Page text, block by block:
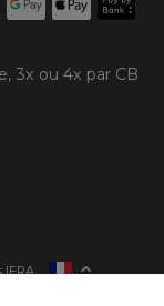
3x ou 4x par CB
|FRA